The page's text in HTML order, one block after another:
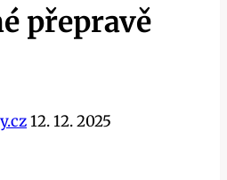
přepravě
12. 12. 2025